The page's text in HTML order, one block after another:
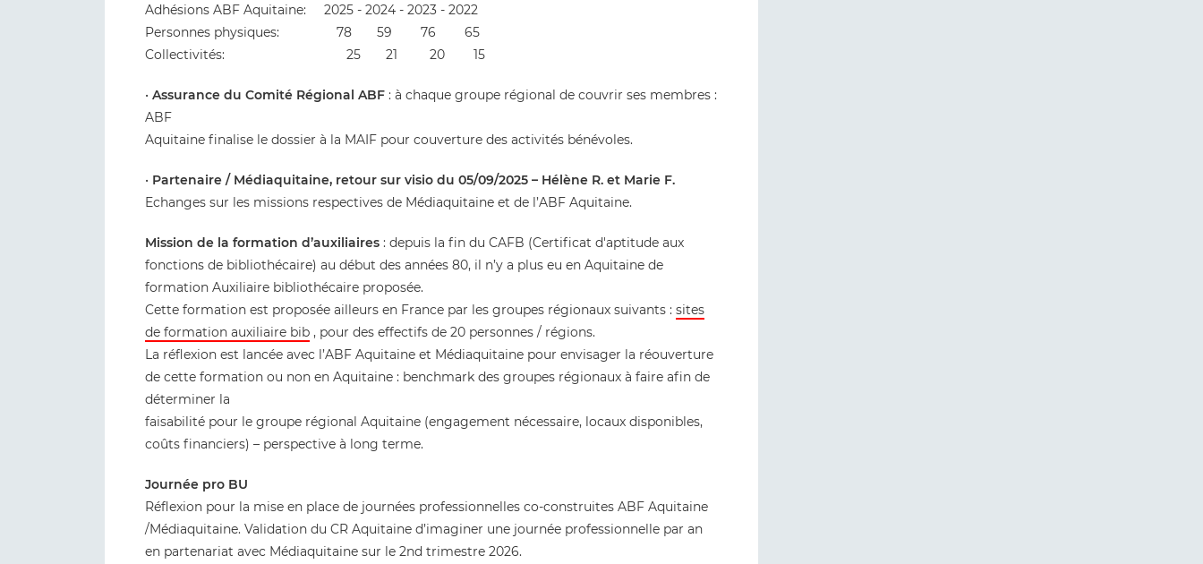
Adhésions ABF Aquitaine: 2025 - 2024 - 2023 - 2022
Personnes physiques: 78 59 76 65
Collectivités: 25 21 20 15
• Assurance du Comité Régional ABF : à chaque groupe régional de couvrir ses membres :
ABF
Aquitaine finalise le dossier à la MAIF pour couverture des activités bénévoles.
• Partenaire / Médiaquitaine, retour sur visio du 05/09/2025 – Hélène R. et Marie F.
Echanges sur les missions respectives de Médiaquitaine et de l’ABF Aquitaine.
Mission de la formation d’auxiliaires : depuis la fin du CAFB (Certificat d'aptitude aux
fonctions de bibliothécaire) au début des années 80, il n’y a plus eu en Aquitaine de
formation Auxiliaire bibliothécaire proposée.
Cette formation est proposée ailleurs en France par les groupes régionaux suivants : sites
de formation auxiliaire bib , pour des effectifs de 20 personnes / régions.
La réflexion est lancée avec l’ABF Aquitaine et Médiaquitaine pour envisager la réouverture
de cette formation ou non en Aquitaine : benchmark des groupes régionaux à faire afin de
déterminer la
faisabilité pour le groupe régional Aquitaine (engagement nécessaire, locaux disponibles,
coûts financiers) – perspective à long terme.
Journée pro BU
Réflexion pour la mise en place de journées professionnelles co-construites ABF Aquitaine
/Médiaquitaine. Validation du CR Aquitaine d’imaginer une journée professionnelle par an
en partenariat avec Médiaquitaine sur le 2nd trimestre 2026.